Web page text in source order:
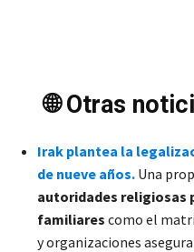
🌐 Otras
Irak plantea la
de nueve años. Una
autoridades religiosas
familiares como el
y organizaciones